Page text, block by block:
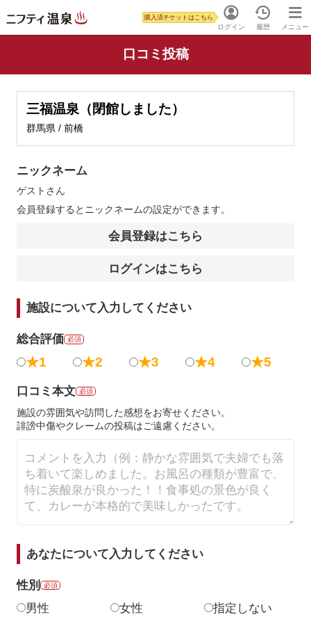
ログイン
購入済チケットはこちら
履歴 メニュー
口コミ投稿
三福温泉（閉館しました）
群馬県 / 前橋
ニックネーム
ゲスト さん
会員登録するとニックネームの設定ができます。
会員登録はこちら
ログインはこちら
施設について入力してください
総合評価 必須
★1 ★2 ★3 ★4 ★5
口コミ本文 必須
施設の雰囲気や訪問した感想をお寄せください。
誹謗中傷やクレームの投稿はご遠慮ください。
あなたについて入力してください
性別 必須
男性 女性 指定しない